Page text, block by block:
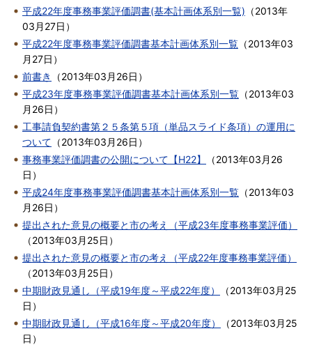
平成22年度事務事業評価調書(基本計画体系別一覧) （2013年
03月27日 ）
平成22年度事務事業評価調書基本計画体系別一覧 （2013年03
月27日 ）
前書き
（2013年03月26日 ）
平成23年度事務事業評価調書基本計画体系別一覧 （2013年03
月26日 ）
工事請負契約書第２５条第５項（単品スライド条項）の運用に
ついて （2013年03月26日 ）
事務事業評価調書の公開について【H22】
（2013年03月26
日 ）
平成24年度事務事業評価調書基本計画体系別一覧 （2013年03
月26日 ）
提出された意見の概要と市の考え（平成23年度事務事業評価）
（2013年03月25日 ）
提出された意見の概要と市の考え（平成22年度事務事業評価）
（2013年03月25日 ）
中期財政見通し（平成19年度～平成22年度）
（2013年03月25
日 ）
中期財政見通し（平成16年度～平成20年度）
（2013年03月25
日 ）